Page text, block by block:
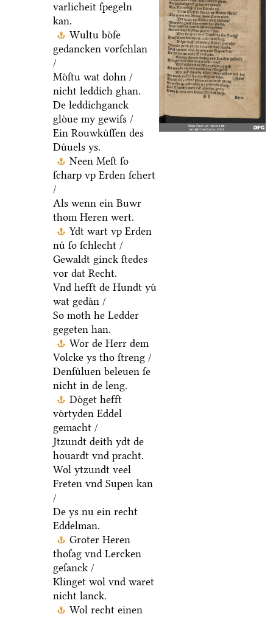
varlicheit ſpegeln
kan.
Wultu boͤſe
gedancken vorſchlan
/
Moͤſtu wat dohn /
nicht leddich ghan.
De leddichganck
gloͤue my gewiſs /
Ein Rouwkuͤſſen des
Duͤuels ys.
Neen Meſt ſo
ſcharp vp Erden ſchert
/
Als wenn ein Buwr
thom Heren wert.
Ydt wart vp Erden
nuͤ ſo ſchlecht /
Gewaldt ginck ſtedes
vor dat Recht.
Vnd hefft de Hundt yuͤ
wat gedaͤn /
So moth he Ledder
gegeten han.
Wor de Herr dem
Volcke ys tho ſtreng /
Denſuͤluen beleuen ſe
nicht in de leng.
Doͤget hefft
voͤrtyden Eddel
gemacht /
Jtzundt deith ydt de
houardt vnd pracht.
Wol ytzundt veel
Freten vnd Supen kan
/
De ys nu ein recht
Eddelman.
Groter Heren
thoſag vnd Lercken
geſanck /
Klinget wol vnd waret
nicht lanck.
Wol recht einen